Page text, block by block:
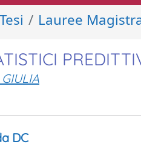
Tesi Lauree
DC